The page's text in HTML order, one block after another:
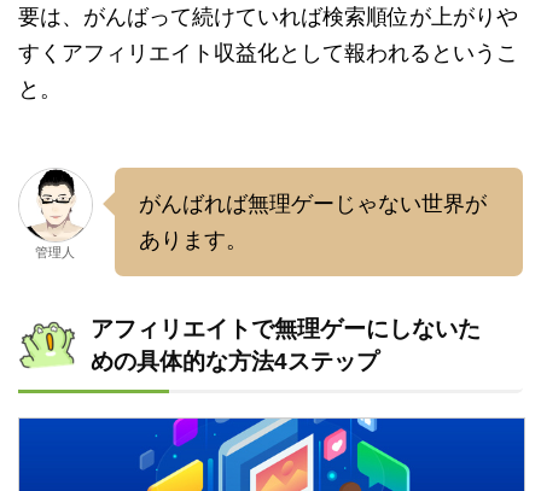
要は、がんばって続けていれば検索順位が上がりや
すくアフィリエイト収益化として報われるというこ
と。
管理人
がんばれば無理ゲーじゃない世界が
あります。
アフィリエイトで無理ゲーにしないた
めの具体的な方法4ステップ